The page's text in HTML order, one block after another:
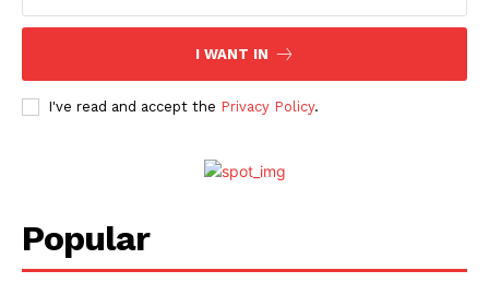
News Week
Magazine PRO
I WANT IN
I've read and accept the Privacy Policy.
Popular